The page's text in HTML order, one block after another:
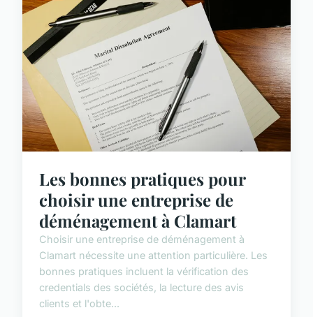
Les bonnes pratiques pour
choisir une entreprise de
déménagement à Clamart
Choisir une entreprise de déménagement à
Clamart nécessite une attention particulière. Les
bonnes pratiques incluent la vérification des
credentials des sociétés, la lecture des avis
clients et l'obte...